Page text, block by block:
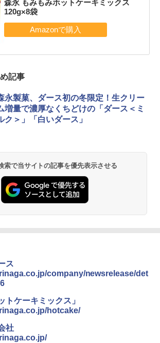
森永 もみもみホットケーキミックス
120g×8袋
記事
永製菓、ダース初の冬限定！生クリー
増量で濃厚なくちどけの「ダース＜ミ
ク＞」「白いダース」
索で当サイトの記事を優先表示させる
ス
company/newsrelease/det
トケーキミックス」
hotcake/
社